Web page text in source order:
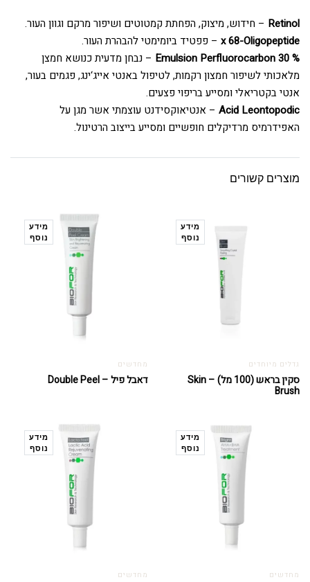
Retinol – חידוש, מיצוק, הפחתת קמטוטים ושיפור מרקם וגוון העור.
x 68-Oligopeptide – פפטיד ביומימטי להבהרת העור.
% 30 Emulsion Perfluorocarbon
– נבחן מדעית כנושא חמצן
מלאכותי לשיפור חמצון רקמות, לטיפול באנטי אייג‘ינג, פגמים בעור,
אנטי בקטריאלי ומסייע בריפוי פצעים.
Acid Leontopodic – אנטיאוקסידנט עוצמתי אשר מגן על
האפידרמיס מרדיקלים חופשיים ומסייע בייצוב הרטינול.
מוצרים קשורים
מידע
נוסף
גדלים מיוחדים
סקין בראש (100 מל) – Skin
Brush
מידע
נוסף
מחדשים
דאבל פיל – Double Peel
מידע
נוסף
מחדשים
מידע
נוסף
מחדשים